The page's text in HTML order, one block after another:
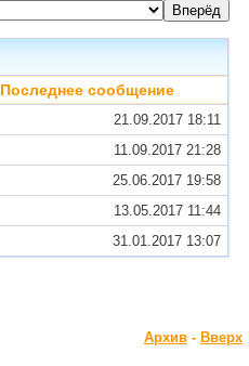
Последнее сообщение
21.09.2017 18:11
11.09.2017 21:28
25.06.2017 19:58
13.05.2017 11:44
31.01.2017 13:07
Архив - Вверх